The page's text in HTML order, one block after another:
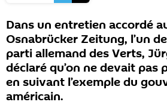
Dans un entretien accordé
Osnabrücker Zeitung, l’un
parti allemand des Verts,
déclaré qu’on ne devait pas
en suivant l’exemple du
américain.